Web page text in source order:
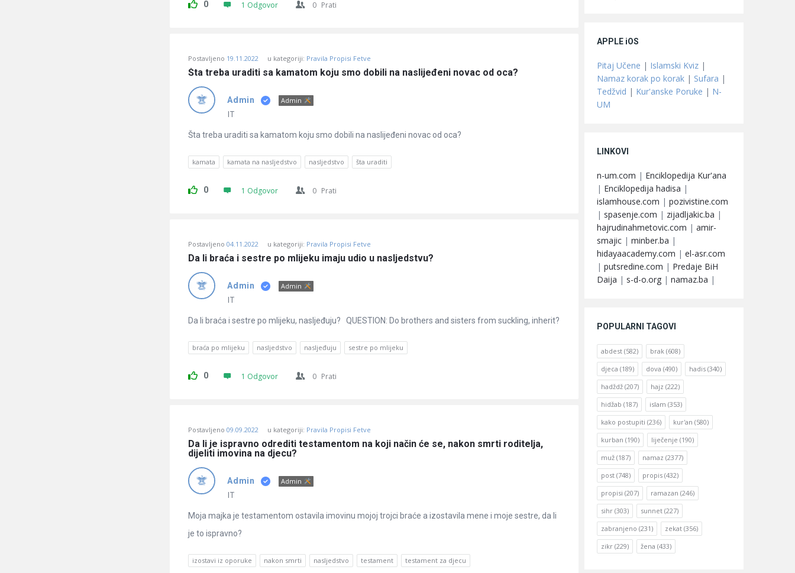
0 1 Odgovor 0 Prati
Postavljeno 19.11.2022 u kategoriji: Pravila Propisi Fetve
Šta treba uraditi sa kamatom koju smo dobili na naslijeđeni novac od oca?
Admin Admin
IT
Šta treba uraditi sa kamatom koju smo dobili na naslijeđeni novac od oca?
kamata kamata na nasljedstvo nasljedstvo šta uraditi
0 1 Odgovor 0 Prati
Postavljeno 04.11.2022 u kategoriji: Pravila Propisi Fetve
Da li braća i sestre po mlijeku imaju udio u nasljedstvu?
Admin Admin
IT
Da li braća i sestre po mlijeku, nasljeđuju? QUESTION: Do brothers and sisters from suckling, inherit?
braća po mlijeku nasljedstvo nasljeđuju sestre po mlijeku
0 1 Odgovor 0 Prati
Postavljeno 09.09.2022 u kategoriji: Pravila Propisi Fetve
Da li je ispravno odrediti testamentom na koji način će se, nakon smrti roditelja,
dijeliti imovina na djecu?
Admin Admin
IT
Moja majka je testamentom ostavila imovinu mojoj trojci braće a izostavila mene i moje sestre, da li
je to ispravno?
izostavi iz oporuke nakon smrti nasljedstvo testament testament za djecu
APPLE iOS
Pitaj Učene | Islamski Kviz |
Namaz korak po korak | Sufara |
Tedžvid | Kur'anske Poruke | N-
UM
LINKOVI
n-um.com | Enciklopedija Kur'ana
| Enciklopedija hadisa |
islamhouse.com | pozivistine.com
| spasenje.com | zijadljakic.ba |
hajrudinahmetovic.com | amir-
smajic | minber.ba |
hidayaacademy.com | el-asr.com
| putsredine.com | Predaje BiH
Daija | s-d-o.org | namaz.ba |
POPULARNI TAGOVI
abdest (582) brak (608)
djeca (189) dova (490) hadis (340)
hadždž (207) hajz (222)
hidžab (187) islam (353)
kako postupiti (236) kur'an (580)
kurban (190) liječenje (190)
muž (187) namaz (2377)
post (748) propis (432)
propisi (207) ramazan (246)
sihr (303) sunnet (227)
zabranjeno (231) zekat (356)
zikr (229) žena (433)